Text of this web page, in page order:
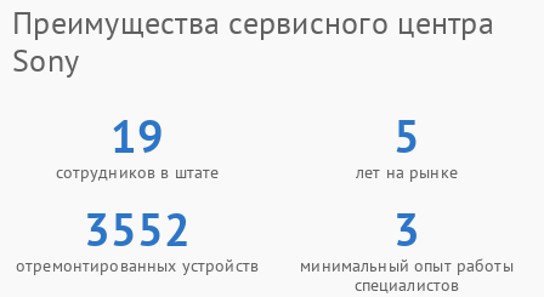
Преимущества сервисного центра
Sony
19
сотрудников в штате
5
лет на рынке
3552
отремонтированных устройств
3
минимальный опыт работы
специалистов